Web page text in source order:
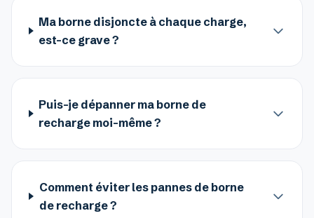
Ma borne disjoncte à chaque charge,
est-ce grave ?
Puis-je dépanner ma borne de
recharge moi-même ?
Comment éviter les pannes de borne
de recharge ?